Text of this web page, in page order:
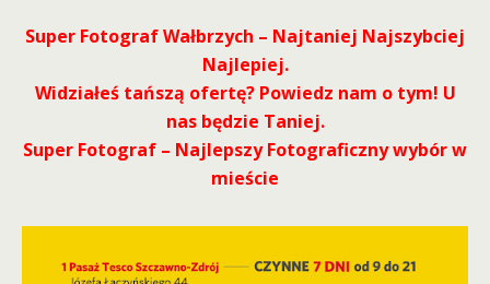
Super Fotograf Wałbrzych – Najtaniej Najszybciej
Najlepiej.
Widziałeś tańszą ofertę? Powiedz nam o tym! U
nas będzie Taniej.
Super Fotograf – Najlepszy Fotograficzny wybór w
mieście